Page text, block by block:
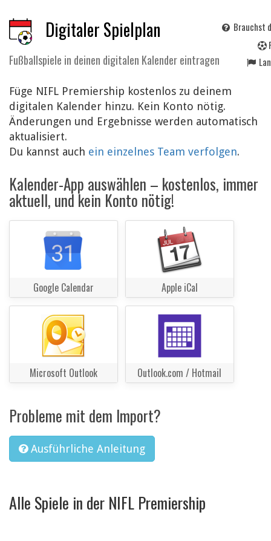
Digitaler Spielplan
Fußballspiele in deinen digitalen Kalender eintragen
Brauchst
Füge NIFL Premiership kostenlos zu deinem
digitalen Kalender hinzu. Kein Konto nötig.
Änderungen und Ergebnisse werden automatisch
aktualisiert.
Du kannst auch ein einzelnes Team verfolgen.
Kalender-App auswählen – kostenlos, immer
aktuell, und kein Konto nötig!
Google Calendar Apple iCal
Microsoft Outlook Outlook.com / Hotmail
Probleme mit dem Import?
Ausführliche Anleitung
Alle Spiele in der NIFL Premiership